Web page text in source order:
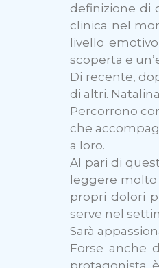
definizione di
clinica nel
livello
scoperta e
Di recente,
di altri.
Percorrono
che
a loro.
Al pari di
leggere molto
propri dolori
serve nel
Sarà
Forse anche
protagonista,